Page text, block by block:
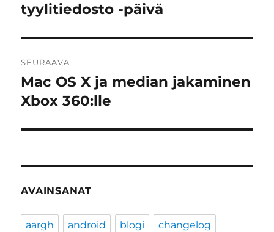
artikkeli:
tyylitiedosto -päivä
SEURAAVA
Seuraava
artikkeli:
Mac OS X ja median jakaminen
Xbox 360:lle
AVAINSANAT
aargh android blogi changelog